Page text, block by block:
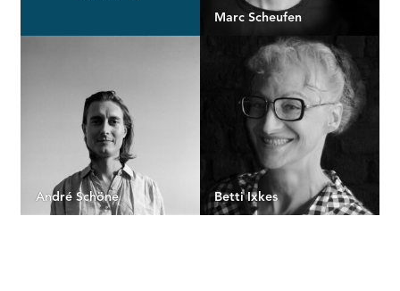
Marc Scheufen
André Schöne Betti Ixkes